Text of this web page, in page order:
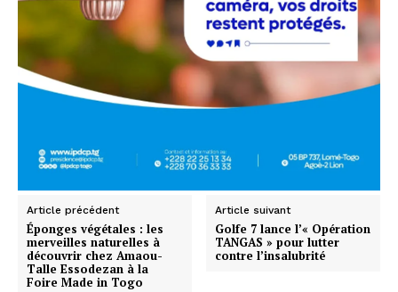
Article précédent
Éponges végétales : les
merveilles naturelles à
découvrir chez Amaou-
Talle Essodezan à la
Foire Made in Togo
Article suivant
Golfe 7 lance l’« Opération
TANGAS » pour lutter
contre l’insalubrité